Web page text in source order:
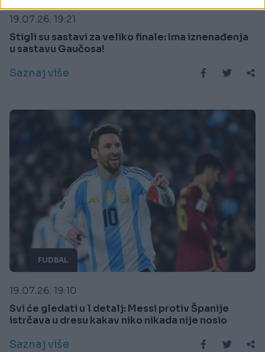
19.07.26. 19:21
Stigli su sastavi za veliko finale: Ima iznenađenja
u sastavu Gaučosa!
Saznaj više
FUDBAL
19.07.26. 19:10
Svi će gledati u 1 detalj: Messi protiv Španije
istrčava u dresu kakav niko nikada nije nosio
Saznaj više